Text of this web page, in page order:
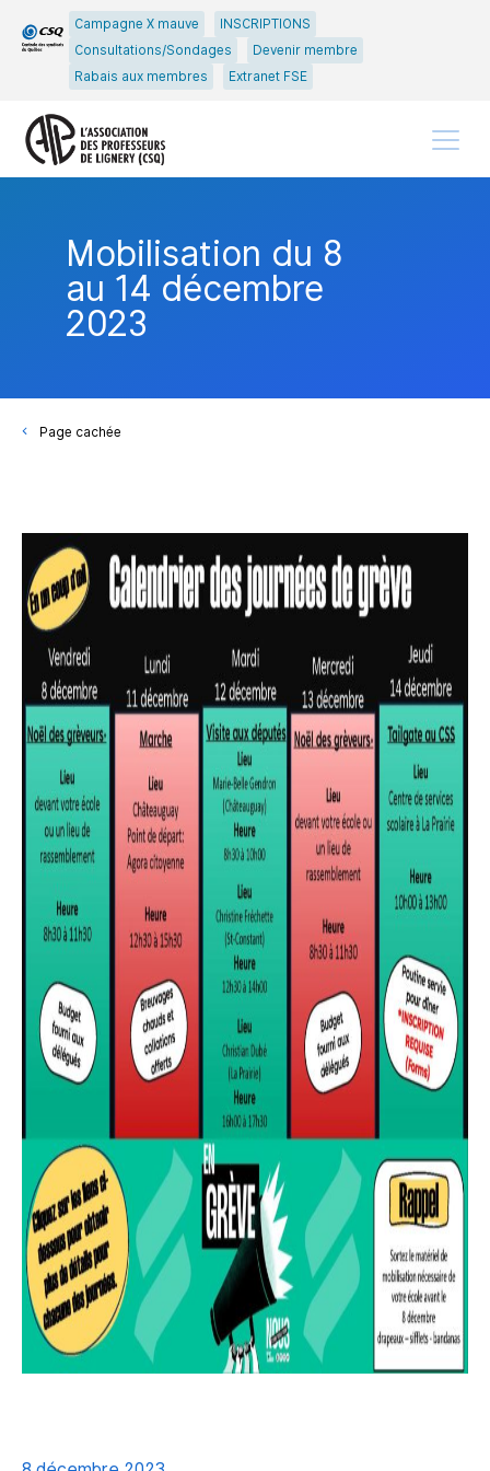
Passer
au
principal
Passer
au
Campagne X mauve
INSCRIPTIONS
Consultations/Sondages
Devenir membre
Rabais aux membres
Extranet FSE
Mobilisation du 8
au 14 décembre
2023
Page cachée